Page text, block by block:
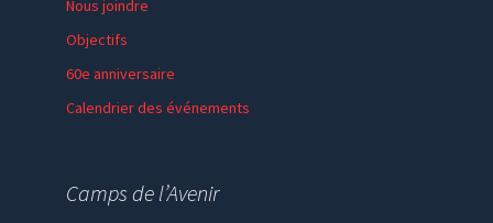
Nous joindre
Objectifs
60e anniversaire
Calendrier des événements
Faire un don
Camps de l’Avenir